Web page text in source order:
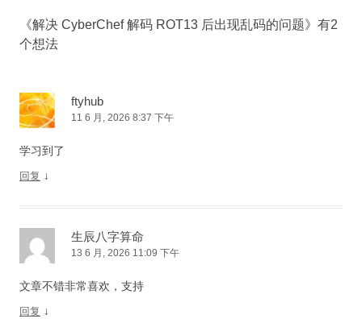
航
《解决 CyberChef 解码 ROT13 后出现乱码的问题》有2
个想法
ftyhub
11 6 月, 2026 8:37 下午
学习到了
回复 ↓
生辰八字算命
13 6 月, 2026 11:09 下午
文章不错非常喜欢，支持
回复 ↓